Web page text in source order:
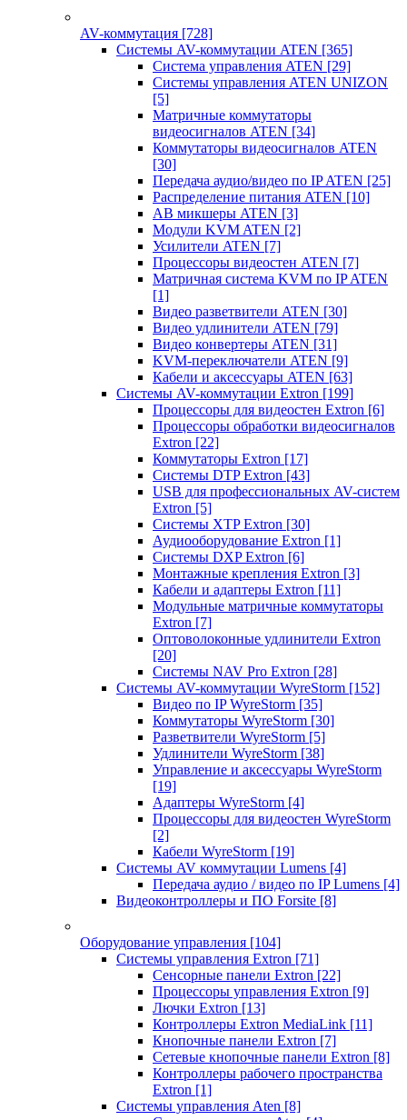
AV-коммутация [728]
Системы AV-коммутации ATEN [365]
Система управления ATEN [29]
Системы управления ATEN UNIZON
[5]
Матричные коммутаторы
видеосигналов ATEN [34]
Коммутаторы видеосигналов ATEN
[30]
Передача аудио/видео по IP ATEN [25]
Распределение питания ATEN [10]
АВ микшеры ATEN [3]
Модули KVM ATEN [2]
Усилители ATEN [7]
Процессоры видеостен ATEN [7]
Матричная система KVM по IP ATEN
[1]
Видео разветвители ATEN [30]
Видео удлинители ATEN [79]
Видео конвертеры ATEN [31]
KVM-переключатели ATEN [9]
Кабели и аксессуары ATEN [63]
Системы AV-коммутации Extron [199]
Процессоры для видеостен Extron [6]
Процессоры обработки видеосигналов
Extron [22]
Коммутаторы Extron [17]
Системы DTP Extron [43]
USB для профессиональных AV-систем
Extron [5]
Системы XTP Extron [30]
Аудиооборудование Extron [1]
Системы DXP Extron [6]
Монтажные крепления Extron [3]
Кабели и адаптеры Extron [11]
Модульные матричные коммутаторы
Extron [7]
Оптоволоконные удлинители Extron
[20]
Системы NAV Pro Extron [28]
Системы AV-коммутации WyreStorm [152]
Видео по IP WyreStorm [35]
Коммутаторы WyreStorm [30]
Разветвители WyreStorm [5]
Удлинители WyreStorm [38]
Управление и аксессуары WyreStorm
[19]
Адаптеры WyreStorm [4]
Процессоры для видеостен WyreStorm
[2]
Кабели WyreStorm [19]
Системы AV коммутации Lumens [4]
Передача аудио / видео по IP Lumens [4]
Видеоконтроллеры и ПО Forsite [8]
Оборудование управления [104]
Системы управления Extron [71]
Сенсорные панели Extron [22]
Процессоры управления Extron [9]
Лючки Extron [13]
Контроллеры Extron MediaLink [11]
Кнопочные панели Extron [7]
Сетевые кнопочные панели Extron [8]
Контроллеры рабочего пространства
Extron [1]
Системы управления Aten [8]